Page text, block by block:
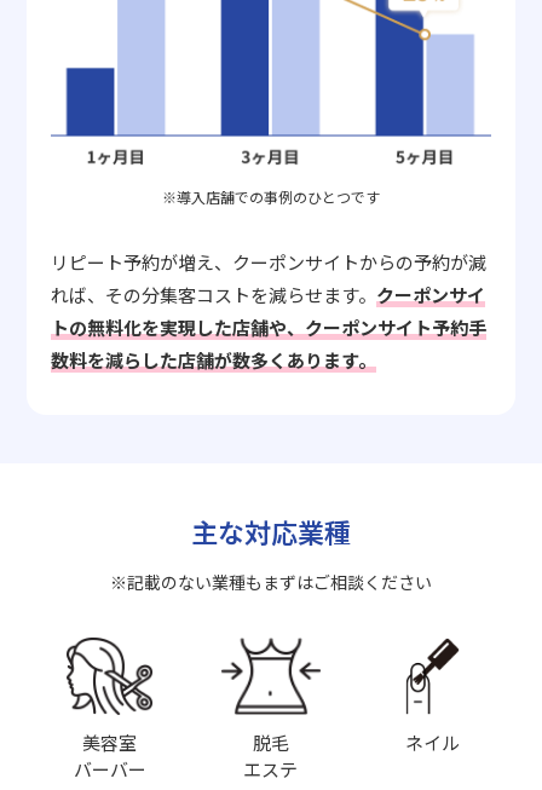
※導入店舗での事例のひとつです
リピート予約が増え、クーポンサイトからの予約が減
れば、その分集客コストを減らせます。クーポンサイ
トの無料化を実現した店舗や、クーポンサイト予約手
数料を減らした店舗が数多くあります。
主な対応業種
※記載のない業種もまずはご相談ください
美容室
バーバー
脱毛
エステ
ネイル